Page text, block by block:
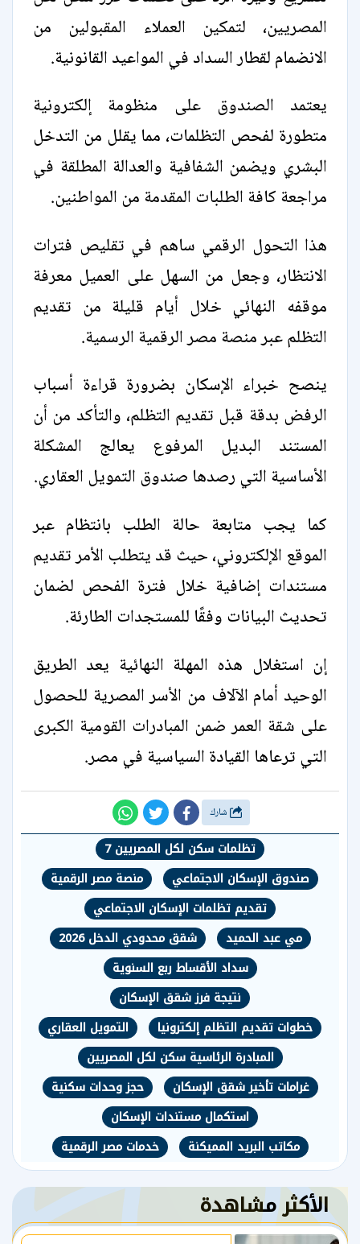
المصريين، لتمكين العملاء المقبولين من
الانضمام لقطار السداد في المواعيد القانونية.
يعتمد الصندوق على منظومة إلكترونية
متطورة لفحص التظلمات، مما يقلل من التدخل
البشري ويضمن الشفافية والعدالة المطلقة في
مراجعة كافة الطلبات المقدمة من المواطنين.
هذا التحول الرقمي ساهم في تقليص فترات
الانتظار، وجعل من السهل على العميل معرفة
موقفه النهائي خلال أيام قليلة من تقديم
التظلم عبر منصة مصر الرقمية الرسمية.
ينصح خبراء الإسكان بضرورة قراءة أسباب
الرفض بدقة قبل تقديم التظلم، والتأكد من أن
المستند البديل المرفوع يعالج المشكلة
الأساسية التي رصدها صندوق التمويل العقاري.
كما يجب متابعة حالة الطلب بانتظام عبر
الموقع الإلكتروني، حيث قد يتطلب الأمر تقديم
مستندات إضافية خلال فترة الفحص لضمان
تحديث البيانات وفقًا للمستجدات الطارئة.
إن استغلال هذه المهلة النهائية يعد الطريق
الوحيد أمام الآلاف من الأسر المصرية للحصول
على شقة العمر ضمن المبادرات القومية الكبرى
التي ترعاها القيادة السياسية في مصر.
تظلمات سكن لكل المصريين 7
صندوق الإسكان الاجتماعي
منصة مصر الرقمية
تقديم تظلمات الإسكان الاجتماعي
مي عبد الحميد
شقق محدودي الدخل 2026
سداد الأقساط ربع السنوية
نتيجة فرز شقق الإسكان
خطوات تقديم التظلم إلكترونيا
التمويل العقاري
المبادرة الرئاسية سكن لكل المصريين
غرامات تأخير شقق الإسكان
حجز وحدات سكنية
استكمال مستندات الإسكان
مكاتب البريد المميكنة
خدمات مصر الرقمية
الأكثر مشاهدة